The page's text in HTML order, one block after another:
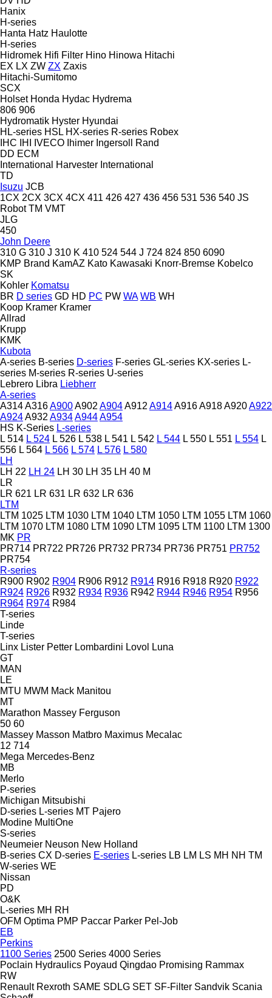
Hanix
H-series
Hanta Hatz Haulotte
H-series
Hidromek Hifi Filter Hino Hinowa Hitachi
EX LX ZW ZX Zaxis
Hitachi-Sumitomo
SCX
Holset Honda Hydac Hydrema
806 906
Hydromatik Hyster Hyundai
HL-series HSL HX-series R-series Robex
IHC
IHI IVECO Ihimer Ingersoll Rand
DD ECM
International Harvester International
TD
Isuzu JCB
1CX 2CX 3CX 4CX 411 426 427 436 456 531 536 540 JS
Robot TM VMT
JLG
450
John Deere
310 G 310 J 310 K 410 524 544 J 724 824 850 6090
KMP Brand KamAZ Kato Kawasaki Knorr-Bremse Kobelco
SK
Kohler Komatsu
BR D series GD HD PC PW WA WB WH
Koop Kramer Kramer
Allrad
Krupp
KMK
Kubota
A-series B-series D-series F-series GL-series KX-series L-
series M-series R-series U-series
Lebrero Libra Liebherr
A-series
A314A316A900A902 A904A912 A914A916A918A920A922
A924A932 A934A944A954
HS K-Series L-series
L 514 L 524 L 526 L 538 L 541 L 542 L 544 L 550 L 551 L 554 L
556 L 564 L 566 L 574 L 576 L 580
LH
LH 22 LH 24 LH 30 LH 35 LH 40 M
LR
LR 621 LR 631 LR 632 LR 636
LTM
LTM 1025 LTM 1030 LTM 1040 LTM 1050 LTM 1055 LTM 1060
LTM 1070 LTM 1080 LTM 1090 LTM 1095 LTM 1100 LTM 1300
MK PR
PR714 PR722 PR726 PR732 PR734 PR736 PR751 PR752
PR754
R-series
R900 R902 R904 R906 R912 R914 R916 R918 R920 R922
R924 R926 R932 R934 R936 R942 R944 R946 R954 R956
R964 R974 R984
T-series
Linde
T-series
Linx Lister Petter Lombardini Lovol
Luna
GT
MAN
LE
MTU MWM Mack Manitou
MT
Marathon Massey Ferguson
50 60
Massey Masson Matbro Maximus Mecalac
12 714
Mega Mercedes-Benz
MB
Merlo
P-series
Michigan Mitsubishi
D-series L-series MT Pajero
Modine MultiOne
S-series
Neumeier Neuson New Holland
B-series CX D-series E-series L-series LB LM LS MH NH TM
W-series WE
Nissan
PD
O&K
L-series MH RH
OFM Optima PMP Paccar Parker Pel-Job
EB
Perkins
1100 Series 2500 Series 4000 Series
Poclain Hydraulics Poyaud Qingdao Promising Rammax
RW
Renault Rexroth SAME SDLG SET SF-Filter Sandvik Scania